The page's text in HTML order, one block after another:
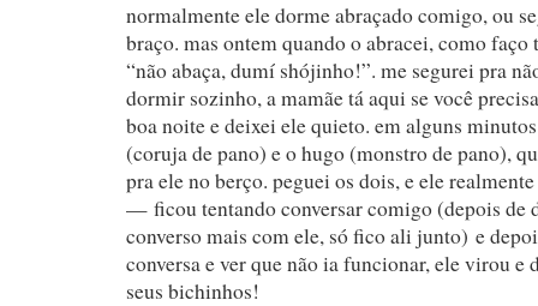
normalmente ele dorme abraçado comigo, ou
braço. mas ontem quando o abracei, como faço
“não abaça, dumí shójinho!”. me segurei pra
dormir sozinho, a mamãe tá aqui se você
boa noite e deixei ele quieto. em alguns
(coruja de pano) e o hugo (monstro de pano),
pra ele no berço. peguei os dois, e ele
— ficou tentando conversar comigo (depois de
converso mais com ele, só fico ali junto) e
conversa e ver que não ia funcionar, ele virou
seus bichinhos!